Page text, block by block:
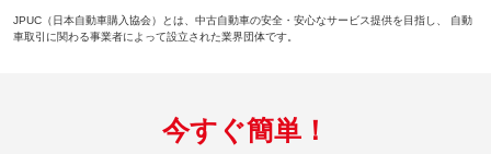
JPUC（日本自動車購入協会）とは、中古自動車の安全・安心なサービス提供を目指し、 自動
車取引に関わる事業者によって設立された業界団体です。
今すぐ簡単！